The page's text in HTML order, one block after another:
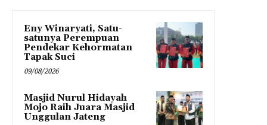
Eny Winaryati, Satu-
satunya Perempuan
Pendekar Kehormatan
Tapak Suci
09/08/2026
Masjid Nurul Hidayah
Mojo Raih Juara Masjid
Unggulan Jateng